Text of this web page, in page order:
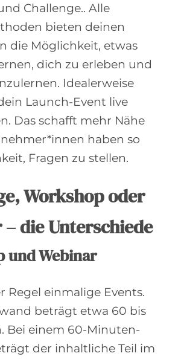
Challenge.. Alle
bieten deinen
die Möglichkeit, etwas
dich zu erleben und
Idealerweise
Launch-Event live
Das schafft mehr Nähe
haben so
Fragen zu stellen.
Workshop oder
die Unterschiede
und Webinar
Regel einmalige Events.
beträgt etwa 60 bis
Bei einem 60-Minuten-
der inhaltliche Teil im